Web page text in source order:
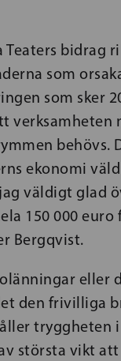
Teaters bidrag
som
som sker
verksamheten
behövs.
ekonomi
väldigt glad
150 000 euro
Bergqvist.
eller
den frivilliga
tryggheten
största vikt